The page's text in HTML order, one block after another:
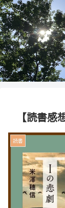
【読書
読書